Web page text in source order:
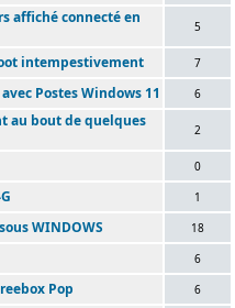
affiché connecté en
5
intempestivement 7
Postes Windows 11 6
au bout de quelques
2
0
1
WINDOWS 18
6
Pop 6